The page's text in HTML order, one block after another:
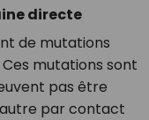
directe
de mutations
Ces mutations sont
pas être
autre par contact